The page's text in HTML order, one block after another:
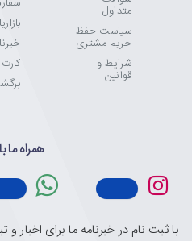
متداول
سیاست حفظ
حریم مشتری
شرایط و
قوانین
همراه ما
با ثبت نام در خبرنامه ما برای اخبار و